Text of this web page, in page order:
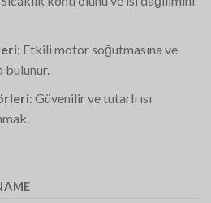
: Etkili motor soğutmasına ve
bulunur.
: Güvenilir ve tutarlı ısı